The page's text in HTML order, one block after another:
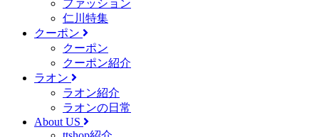
ファッション
仁川特集
クーポン
クーポン
クーポン紹介
ラオン
ラオン紹介
ラオンの日常
About US